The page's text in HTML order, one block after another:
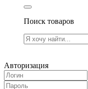
Поиск товаров
Авторизация